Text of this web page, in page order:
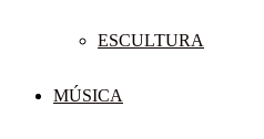
ESCULTURA
MÚSICA